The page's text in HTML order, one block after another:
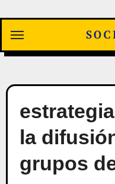
contenido
la
grupos